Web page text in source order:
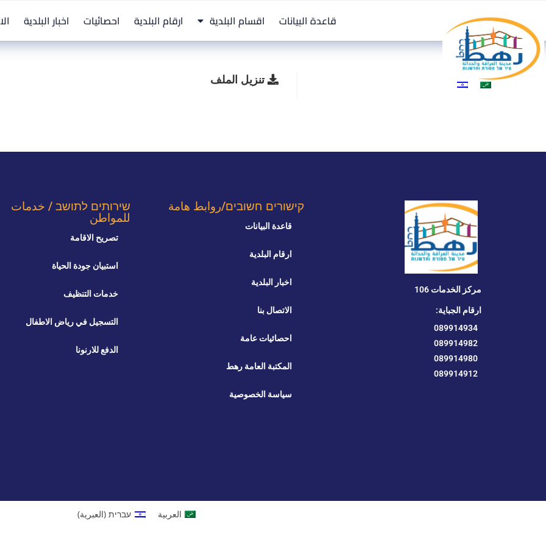
قاعدة البيانات اقسام البلدية ارقام البلدية احصائيات اخبار البلدية
تنزيل الملف
مركز الخدمات 106
ارقام الجباية:
089914934
089914982
089914980
089914912
קישורים חשובים/روابط هامة
قاعدة البيانات
ارقام البلدية
اخبار البلدية
الاتصال بنا
احصائيات عامة
المكتبة العامة رهط
سياسة الخصوصية
שירותים לתושב / خدمات
للمواطن
تصريح الاقامة
استبيان جودة الحياة
خدمات التنظيف
التسجيل في رياض الاطفال
الدفع للارنونا
العربية עברית (العبرية)